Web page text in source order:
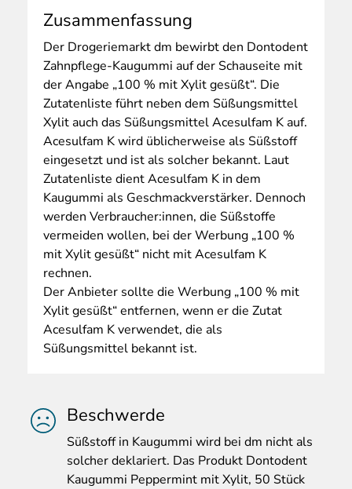
Zusammenfassung
Der Drogeriemarkt dm bewirbt den Dontodent
Zahnpflege-Kaugummi auf der Schauseite mit
der Angabe „100 % mit Xylit gesüßt“. Die
Zutatenliste führt neben dem Süßungsmittel
Xylit auch das Süßungsmittel Acesulfam K auf.
Acesulfam K wird üblicherweise als Süßstoff
eingesetzt und ist als solcher bekannt. Laut
Zutatenliste dient Acesulfam K in dem
Kaugummi als Geschmackverstärker. Dennoch
werden Verbraucher:innen, die Süßstoffe
vermeiden wollen, bei der Werbung „100 %
mit Xylit gesüßt“ nicht mit Acesulfam K
rechnen.
Der Anbieter sollte die Werbung „100 % mit
Xylit gesüßt“ entfernen, wenn er die Zutat
Acesulfam K verwendet, die als
Süßungsmittel bekannt ist.
Beschwerde
Süßstoff in Kaugummi wird bei dm nicht als
solcher deklariert. Das Produkt Dontodent
Kaugummi Peppermint mit Xylit, 50 Stück